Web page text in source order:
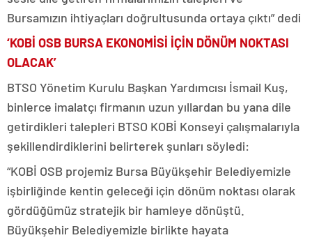
Bursamızın ihtiyaçları doğrultusunda ortaya çıktı” dedi
‘KOBİ OSB BURSA EKONOMİSİ İÇİN DÖNÜM NOKTASI
OLACAK’
BTSO Yönetim Kurulu Başkan Yardımcısı İsmail Kuş,
binlerce imalatçı firmanın uzun yıllardan bu yana dile
getirdikleri talepleri BTSO KOBİ Konseyi çalışmalarıyla
şekillendirdiklerini belirterek şunları söyledi:
“KOBİ OSB projemiz Bursa Büyükşehir Belediyemizle
işbirliğinde kentin geleceği için dönüm noktası olarak
gördüğümüz stratejik bir hamleye dönüştü.
Büyükşehir Belediyemizle birlikte hayata